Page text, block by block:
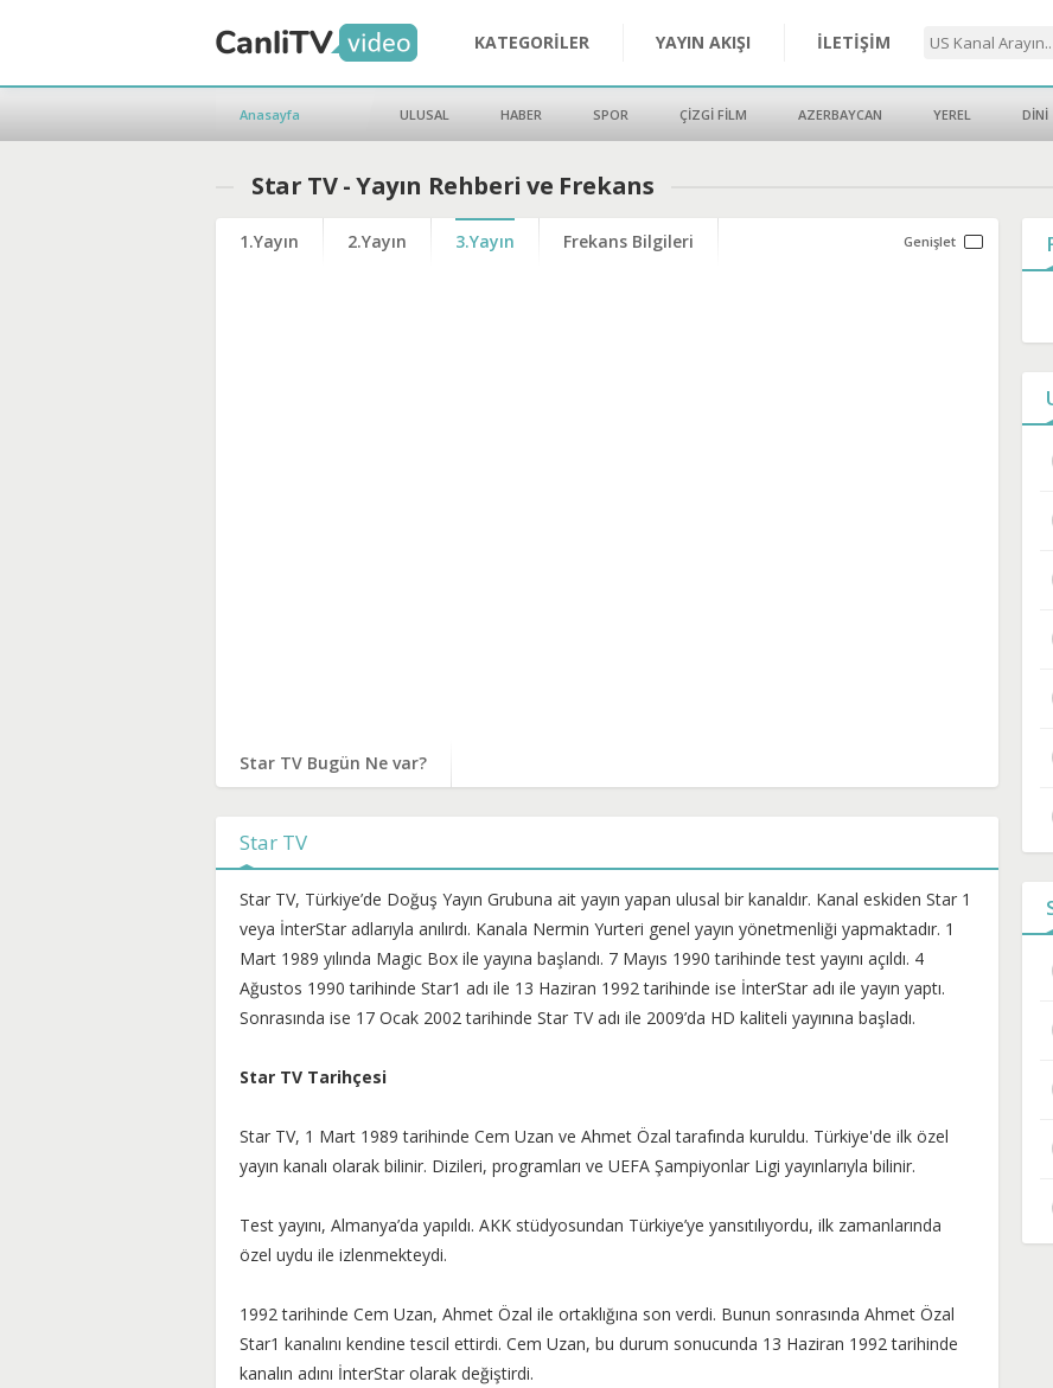
KATEGORİLER YAYIN AKIŞI İLETİŞİM
Anasayfa ULUSAL HABER SPOR ÇİZGİ FİLM AZERBAYCAN YEREL DİNİ
Star TV - Yayın Rehberi ve Frekans
1.Yayın 2.Yayın 3.Yayın Frekans Bilgileri
Star TV Bugün Ne var?
Star TV
Star TV, Türkiye’de Doğuş Yayın Grubuna ait yayın yapan ulusal bir kanaldır. Kanal eskiden Star 1
veya İnterStar adlarıyla anılırdı. Kanala Nermin Yurteri genel yayın yönetmenliği yapmaktadır. 1
Mart 1989 yılında Magic Box ile yayına başlandı. 7 Mayıs 1990 tarihinde test yayını açıldı. 4
Ağustos 1990 tarihinde Star1 adı ile 13 Haziran 1992 tarihinde ise İnterStar adı ile yayın yaptı.
Sonrasında ise 17 Ocak 2002 tarihinde Star TV adı ile 2009’da HD kaliteli yayınına başladı.
Star TV Tarihçesi
Star TV, 1 Mart 1989 tarihinde Cem Uzan ve Ahmet Özal tarafında kuruldu. Türkiye'de ilk özel
yayın kanalı olarak bilinir. Dizileri, programları ve UEFA Şampiyonlar Ligi yayınlarıyla bilinir.
Test yayını, Almanya’da yapıldı. AKK stüdyosundan Türkiye’ye yansıtılıyordu, ilk zamanlarında
özel uydu ile izlenmekteydi.
1992 tarihinde Cem Uzan, Ahmet Özal ile ortaklığına son verdi. Bunun sonrasında Ahmet Özal
Star1 kanalını kendine tescil ettirdi. Cem Uzan, bu durum sonucunda 13 Haziran 1992 tarihinde
kanalın adını İnterStar olarak değiştirdi.